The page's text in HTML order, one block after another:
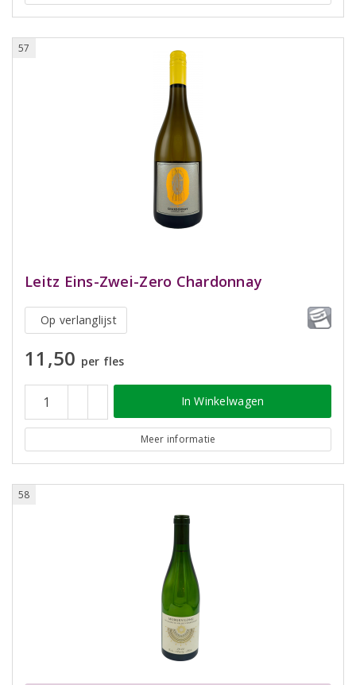
57
Leitz Eins-Zwei-Zero Chardonnay
Op verlanglijst
11,50 per fles
In Winkelwagen
Meer informatie
58